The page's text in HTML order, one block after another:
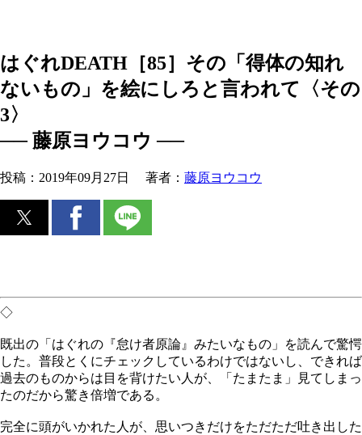
はぐれDEATH［85］その「得体の知れ
ないもの」を絵にしろと言われて〈その
3〉
── 藤原ヨウコウ ──
投稿： 2019年09月27日 著者： 藤原ヨウコウ
◇
既出の「はぐれの『怠け者原論』みたいなもの」を読んで驚愕
した。普段とくにチェックしているわけではないし、できれば
過去のものからは目を背けたい人が、「たまたま」見てしまっ
たのだから驚き倍増である。
完全に頭がいかれた人が、思いつきだけをただただ吐き出した